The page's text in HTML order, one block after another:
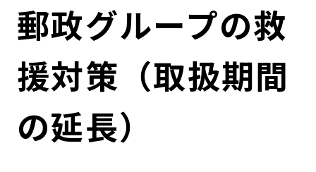
ローカル共創イニシアティブ
IRニュース
IRカレンダー
環境
ESGデータ集
郵政グループの救
援対策（取扱期間
の延長）